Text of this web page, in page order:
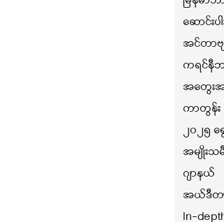
ဆောင်းပါ
အင်တာဗ
ကရင်နီ
အတွေးအ
ကာတွန်း
၂၀၂၅
အမျိုးသ
ဂျာနယ်
အယ်ဒီတ
In-